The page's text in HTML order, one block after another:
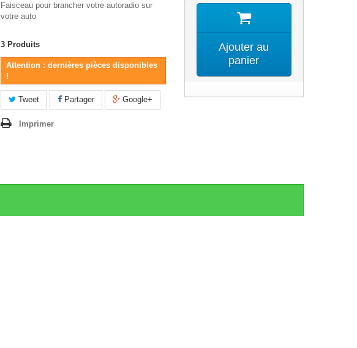
Faisceau pour brancher votre autoradio sur
votre auto
3 Produits
Attention : dernières pièces disponibles
!
Tweet Partager Google+
Imprimer
Ajouter au
panier